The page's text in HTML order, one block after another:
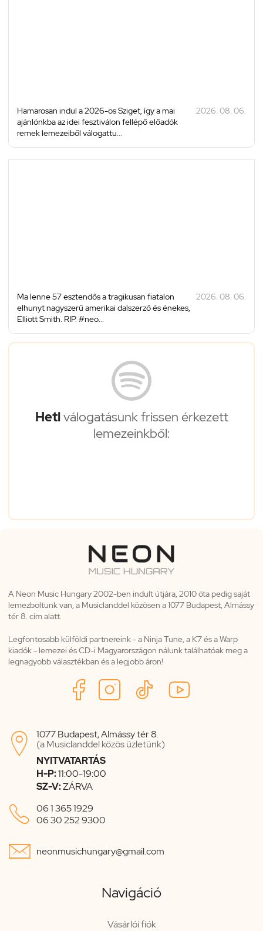
Hamarosan indul a 2026-os Sziget, így a mai
ajánlónkba az idei fesztiválon fellépő előadók
remek lemezeiből válogattu...
2026. 08. 06.
Ma lenne 57 esztendős a tragikusan fiatalon
elhunyt nagyszerű amerikai dalszerző és énekes,
Elliott Smith. RIP. #neo...
2026. 08. 06.
Hetiválogatásunk frissen érkezett
lemezeinkből:
A Neon Music Hungary 2002-ben indult útjára, 2010 óta pedig saját
lemezboltunk van, a Musiclanddel közösen a 1077 Budapest, Almássy
tér 8. cím alatt.
Legfontosabb külföldi partnereink - a Ninja Tune, a K7 és a Warp
kiadók - lemezei és CD-i Magyarországon nálunk találhatóak meg a
legnagyobb választékban és a legjobb áron!

1077 Budapest, Almássy tér 8.
(a Musiclanddel közös üzletünk)
NYITVATARTÁS
H-P:11:00-19:00
SZ-V:ZÁRVA
 06 1 365 1929
06 30 252 9300
 neonmusichungary@gmail.com
Navigáció
Vásárlói fiók